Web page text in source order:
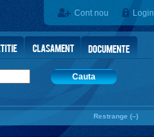
Cont nou Login
Cauta
Restrange (–)